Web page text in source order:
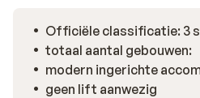
Officiële classificatie: 3
totaal aantal gebouwen:
modern ingerichte
geen lift aanwezig